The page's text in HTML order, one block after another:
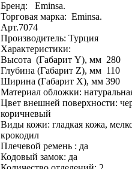
Бренд: Eminsa.
Торговая марка: Eminsa.
Арт.7074
Производитель: Турция
Характеристики:
Высота (Габарит Y), мм 280
Глубина (Габарит Z), мм 110
Ширина (Габарит X), мм 390
Материал обложки:
Цвет внешней поверхности:
коричневый
Виды кожи: гладкая кожа,
крокодил
Плечевой ремень : да
Кодовый замок: да